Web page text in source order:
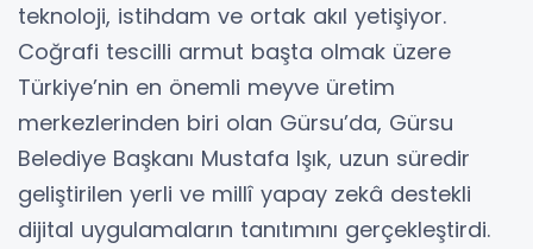
teknoloji, istihdam ve ortak akıl yetişiyor.
Coğrafi tescilli armut başta olmak üzere
Türkiye’nin en önemli meyve üretim
merkezlerinden biri olan Gürsu’da, Gürsu
Belediye Başkanı Mustafa Işık, uzun süredir
geliştirilen yerli ve millî yapay zekâ destekli
dijital uygulamaların tanıtımını gerçekleştirdi.